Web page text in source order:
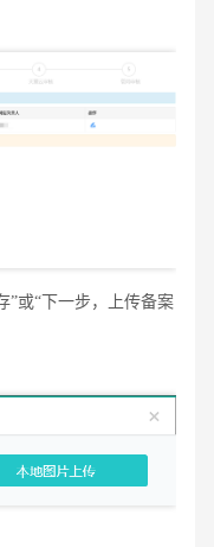
”或“下一步，上传备案